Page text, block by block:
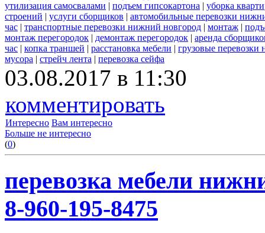
утилизация самосвалами | подъем гипсокартона | уборка
строений | услуги сборщиков | автомобильные перевозки
час | транспортные перевозки нижний новгород | монтаж |
монтаж перегородок | демонтаж перегородок | аренда
час | копка траншей | расстановка мебели | грузовые
мусора | стрейч лента | перевозка сейфа
03.08.2017 в 11:30
комментировать
Интересно Вам интересно
Больше не интересно
(0)
перевозка мебели
8-960-195-8475